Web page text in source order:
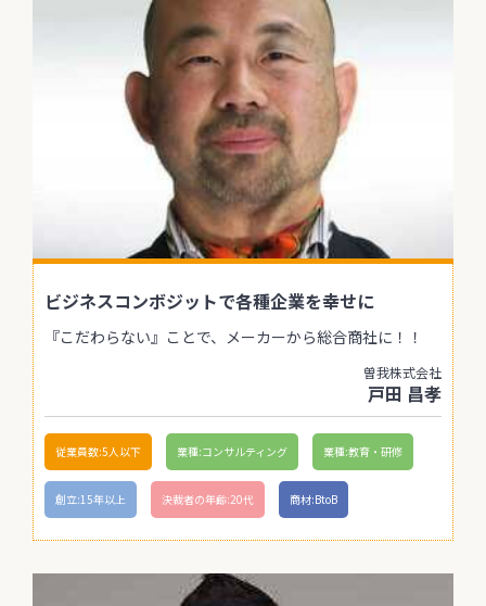
ビジネスコンボジットで各種企業を幸せに
『こだわらない』ことで、メーカーから総合商社に！！
曽我株式会社
戸田 昌孝
従業員数:5人以下 業種:コンサルティング 業種:教育・研修
創立:15年以上 決裁者の年齢:20代 商材:BtoB